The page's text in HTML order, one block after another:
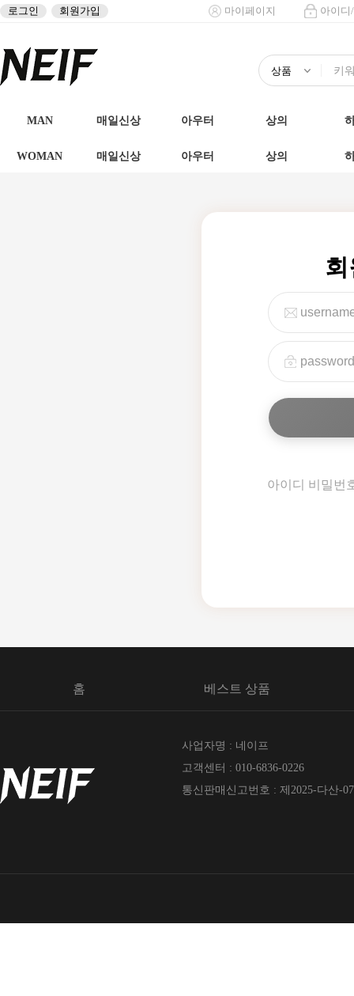
로그인 회원가입 마이페이지 아이디
MAN 매일신상 아우터 상의
WOMAN 매일신상 아우터 상의
아이디 비밀번
홈 베스트 상품
사업자명 : 네이프
고객센터 : 010-6836-0226
통신판매신고번호 : 제2025-다산-